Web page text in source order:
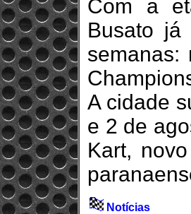
Com a
Busato
A cidade
e 2 de
Kart,
Notícias